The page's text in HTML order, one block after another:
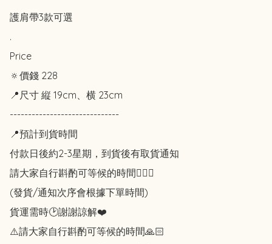
護肩帶3款可選
.
Price
🔅價錢 228
📍尺寸 縦 19cm、横 23cm
------------------------------
📍預計到貨時間
付款日後約2-3星期，到貨後有取貨通知
請大家自行斟酌可等候的時間🙇🏻‍♀️
(發貨/通知次序會根據下單時間)
貨運需時🕑謝謝諒解❤️
⚠️請大家自行斟酌可等候的時間🙏🏻